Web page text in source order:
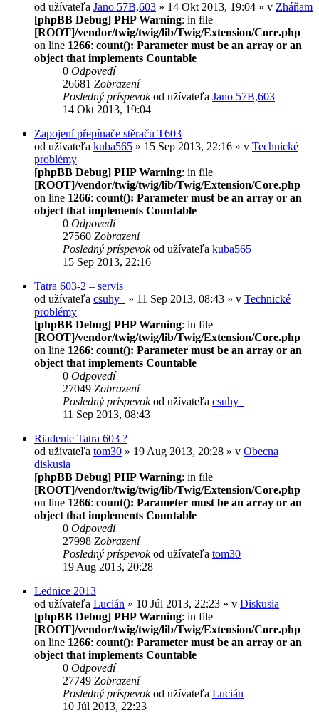
od užívateľa Jano 57B,603 » 14 Okt 2013, 19:04 » v Zháňam
[phpBB Debug] PHP Warning: in file
[ROOT]/vendor/twig/twig/lib/Twig/Extension/Core.php
on line 1266: count(): Parameter must be an array or an
object that implements Countable
0 Odpovedí
26681 Zobrazení
Posledný príspevokod užívateľa Jano 57B,603
14 Okt 2013, 19:04
Zapojení přepínače stěraču T603
od užívateľa kuba565 » 15 Sep 2013, 22:16 » v Technické
problémy
[phpBB Debug] PHP Warning: in file
[ROOT]/vendor/twig/twig/lib/Twig/Extension/Core.php
on line 1266: count(): Parameter must be an array or an
object that implements Countable
0 Odpovedí
27560 Zobrazení
Posledný príspevokod užívateľa kuba565
15 Sep 2013, 22:16
Tatra 603-2 – servis
od užívateľa csuhy_ » 11 Sep 2013, 08:43 » v Technické
problémy
[phpBB Debug] PHP Warning: in file
[ROOT]/vendor/twig/twig/lib/Twig/Extension/Core.php
on line 1266: count(): Parameter must be an array or an
object that implements Countable
0 Odpovedí
27049 Zobrazení
Posledný príspevokod užívateľa csuhy_
11 Sep 2013, 08:43
Riadenie Tatra 603 ?
od užívateľa tom30 » 19 Aug 2013, 20:28 » v Obecna
diskusia
[phpBB Debug] PHP Warning: in file
[ROOT]/vendor/twig/twig/lib/Twig/Extension/Core.php
on line 1266: count(): Parameter must be an array or an
object that implements Countable
0 Odpovedí
27998 Zobrazení
Posledný príspevokod užívateľa tom30
19 Aug 2013, 20:28
Lednice 2013
od užívateľa Lucián » 10 Júl 2013, 22:23 » v Diskusia
[phpBB Debug] PHP Warning: in file
[ROOT]/vendor/twig/twig/lib/Twig/Extension/Core.php
on line 1266: count(): Parameter must be an array or an
object that implements Countable
0 Odpovedí
27749 Zobrazení
Posledný príspevokod užívateľa Lucián
10 Júl 2013, 22:23